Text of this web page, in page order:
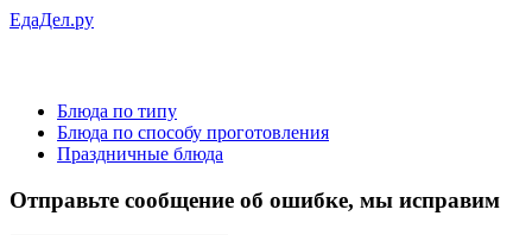
ЕдаДел.ру
Блюда по типу
Блюда по способу проготовления
Праздничные блюда
Отправьте сообщение об ошибке, мы исправим